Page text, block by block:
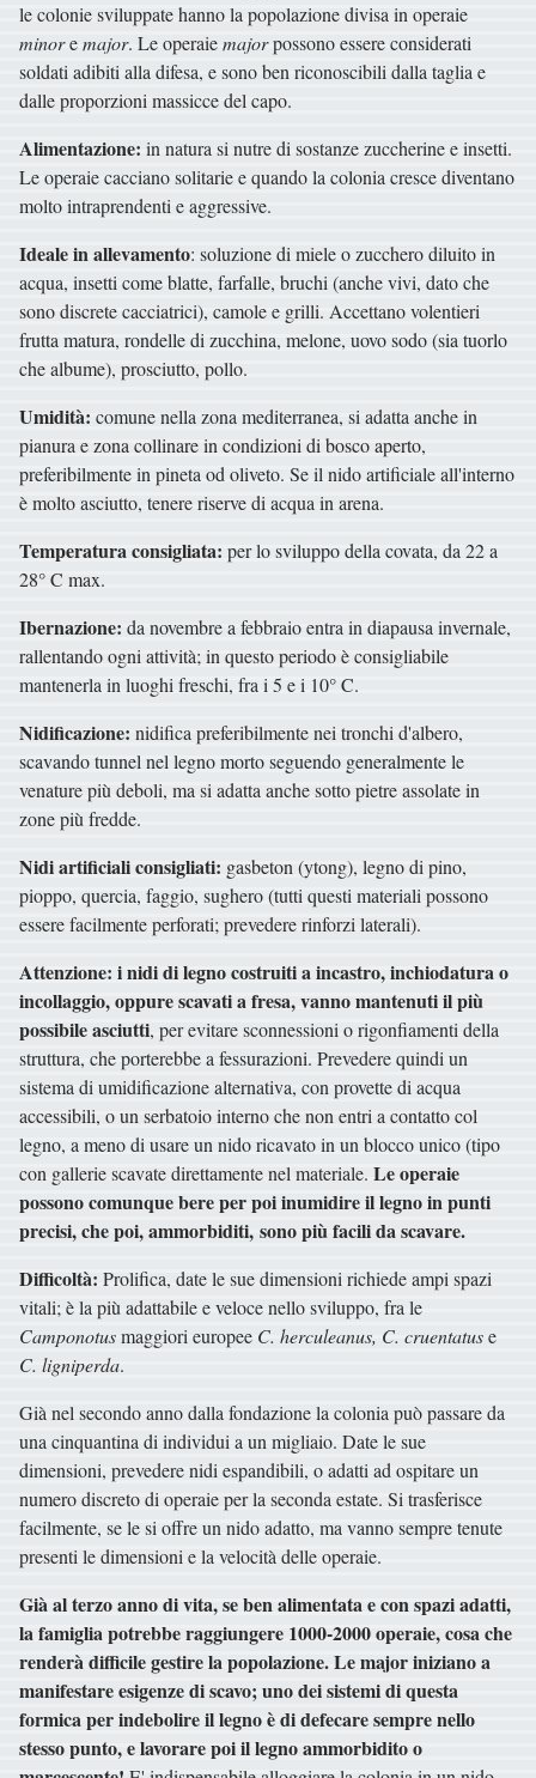
le colonie sviluppate hanno la popolazione divisa in operaie
minoremajor. Le operaiemajorpossono essere considerati
soldati adibiti alla difesa, e sono ben riconoscibili dalla taglia e
dalle proporzioni massicce del capo.
Alimentazione: in natura si nutre di sostanze zuccherine e insetti.
Le operaie cacciano solitarie e quando la colonia cresce diventano
molto intraprendenti e aggressive.
Ideale in allevamento: soluzione di miele o zucchero diluito in
acqua, insetti come blatte, farfalle, bruchi (anche vivi, dato che
sono discrete cacciatrici), camole e grilli. Accettano volentieri
frutta matura, rondelle di zucchina, melone, uovo sodo (sia tuorlo
che albume), prosciutto, pollo.
Umidità: comune nella zona mediterranea, si adatta anche in
pianura e zona collinare in condizioni di bosco aperto,
preferibilmente in pineta od oliveto. Se il nido artificiale all'interno
è molto asciutto, tenere riserve di acqua in arena.
Temperatura consigliata: per lo sviluppo della covata, da 22 a
28° C max.
Ibernazione: da novembre a febbraio entra in diapausa invernale,
rallentando ogni attività; in questo periodo è consigliabile
mantenerla in luoghi freschi, fra i 5 e i 10° C.
Nidificazione: nidifica preferibilmente nei tronchi d'albero,
scavando tunnel nel legno morto seguendo generalmente le
venature più deboli, ma si adatta anche sotto pietre assolate in
zone più fredde.
Nidi artificiali consigliati: gasbeton (ytong), legno di pino,
pioppo, quercia, faggio, sughero (tutti questi materiali possono
essere facilmente perforati; prevedere rinforzi laterali).
Attenzione: i nidi di legno costruiti a incastro, inchiodatura o
incollaggio, oppure scavati a fresa, vanno mantenuti il più
possibile asciutti, per evitare sconnessioni o rigonfiamenti della
struttura, che porterebbe a fessurazioni. Prevedere quindi un
sistema di umidificazione alternativa, con provette di acqua
accessibili, o un serbatoio interno che non entri a contatto col
legno, a meno di usare un nido ricavato in un blocco unico (tipo
con gallerie scavate direttamente nel materiale. Le operaie
possono comunque bere per poi inumidire il legno in punti
precisi, che poi, ammorbiditi, sono più facili da scavare.
Difficoltà: Prolifica, date le sue dimensioni richiede ampi spazi
vitali; è la più adattabile e veloce nello sviluppo, fra le
Camponotusmaggiori europee C. herculeanus, C. cruentatuse
C. ligniperda.
Già nel secondo anno dalla fondazione la colonia può passare da
una cinquantina di individui a un migliaio. Date le sue
dimensioni, prevedere nidi espandibili, o adatti ad ospitare un
numero discreto di operaie per la seconda estate. Si trasferisce
facilmente, se le si offre un nido adatto, ma vanno sempre tenute
presenti le dimensioni e la velocità delle operaie.
Già al terzo anno di vita, se ben alimentata e con spazi adatti,
la famiglia potrebbe raggiungere 1000-2000 operaie, cosa che
renderà difficile gestire la popolazione. Le major iniziano a
manifestare esigenze di scavo; uno dei sistemi di questa
formica per indebolire il legno è di defecare sempre nello
stesso punto, e lavorare poi il legno ammorbidito o